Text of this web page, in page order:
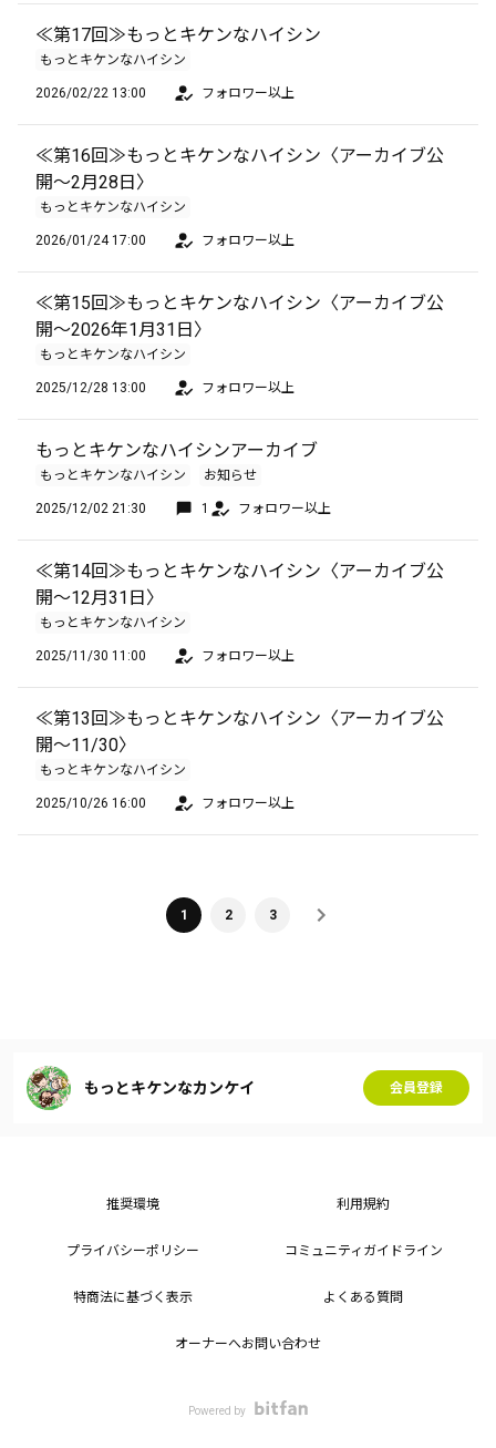
≪第17回≫もっとキケンなハイシン
もっとキケンなハイシン
2026/02/22 13:00 フォロワー以上
≪第16回≫もっとキケンなハイシン〈アーカイブ公
開～2月28日〉
もっとキケンなハイシン
2026/01/24 17:00 フォロワー以上
≪第15回≫もっとキケンなハイシン〈アーカイブ公
開〜2026年1月31日〉
もっとキケンなハイシン
2025/12/28 13:00 フォロワー以上
もっとキケンなハイシンアーカイブ
もっとキケンなハイシン お知らせ
2025/12/02 21:30 1 フォロワー以上
≪第14回≫もっとキケンなハイシン〈アーカイブ公
開〜12月31日〉
もっとキケンなハイシン
2025/11/30 11:00 フォロワー以上
≪第13回≫もっとキケンなハイシン〈アーカイブ公
開〜11/30〉
もっとキケンなハイシン
2025/10/26 16:00 フォロワー以上
1 2 3
もっとキケンなカンケイ 会員登録
推奨環境 利用規約
プライバシーポリシー コミュニティガイドライン
特商法に基づく表示 よくある質問
オーナーへお問い合わせ
Powered by